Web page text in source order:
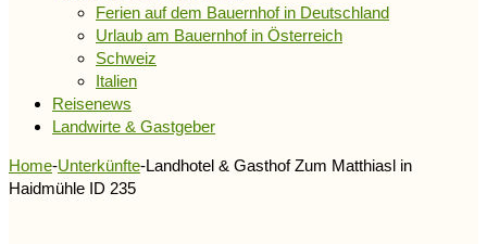
Ferien auf dem Bauernhof in Deutschland
Urlaub am Bauernhof in Österreich
Schweiz
Italien
Reisenews
Landwirte & Gastgeber
Home-Unterkünfte-Landhotel & Gasthof Zum Matthiasl in
Haidmühle ID 235